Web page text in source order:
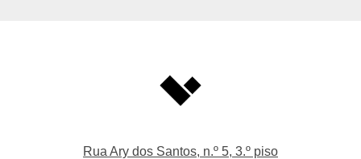
Rua Ary dos Santos, n.º 5, 3.º piso